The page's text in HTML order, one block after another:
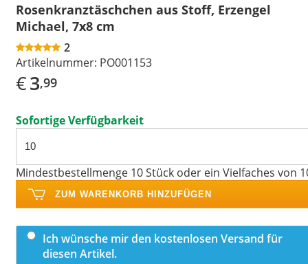
Rosenkranztäschchen aus Stoff, Erzengel
Michael, 7x8 cm
2
Artikelnummer: PO001153
€3,99
Sofortige Verfügbarkeit
Mindestbestellmenge 10 Stück oder ein Vielfaches von
ZUM WARENKORB HINZUFÜGEN
Ich wünsche mir den kostenlosen Versand für
diesen Artikel.